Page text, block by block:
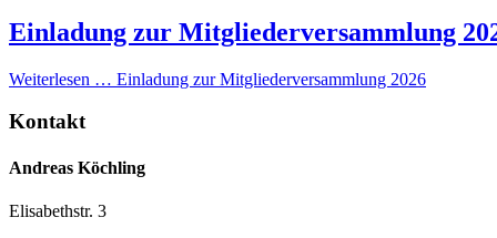
Einladung zur Mitgliederversammlung
Weiterlesen … Einladung zur Mitgliederversammlung 2026
Kontakt
Andreas Köchling
Elisabethstr. 3